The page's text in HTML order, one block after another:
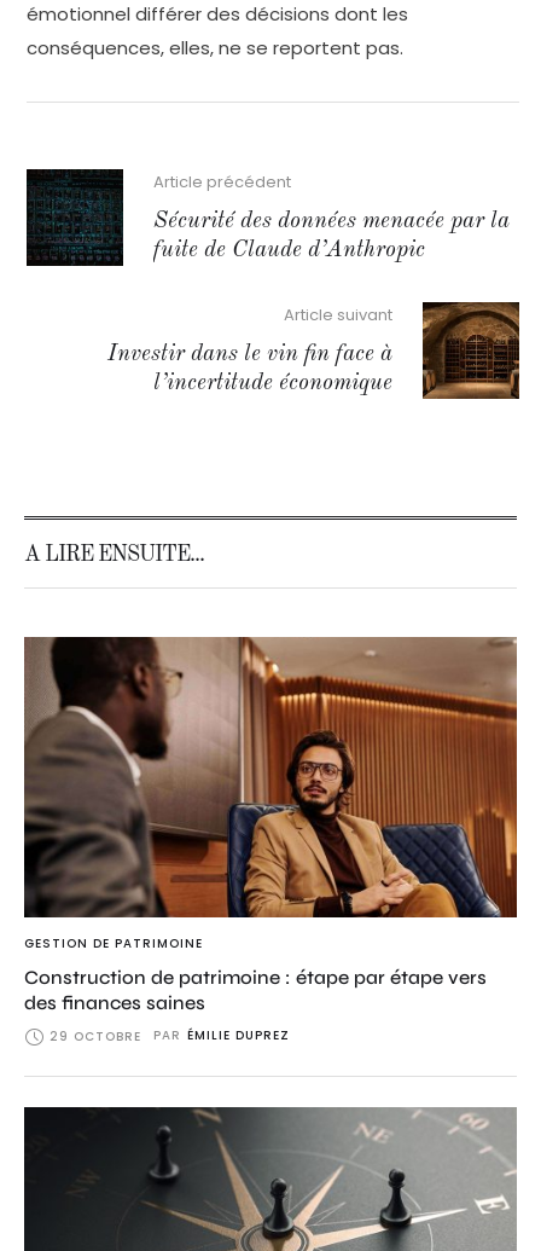
émotionnel différer des décisions dont les
conséquences, elles, ne se reportent pas.
Article précédent
Sécurité des données menacée par la
fuite de Claude d’Anthropic
Article suivant
Investir dans le vin fin face à
l’incertitude économique
A LIRE ENSUITE...
GESTION DE PATRIMOINE
Construction de patrimoine : étape par étape vers
des finances saines
29 OCTOBRE PAR ÉMILIE DUPREZ